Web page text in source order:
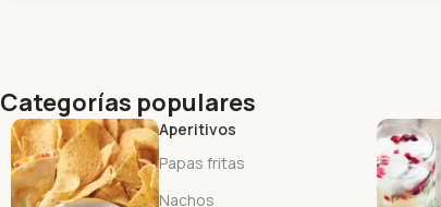
Categorías populares
Aperitivos
Papas fritas
Nachos